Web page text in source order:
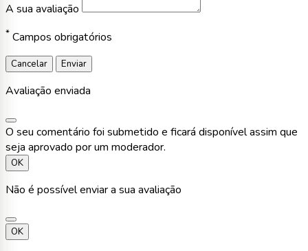
A sua avaliação
* Campos obrigatórios
Cancelar Enviar
Avaliação enviada
O seu comentário foi submetido e ficará disponível assim que
seja aprovado por um moderador.
OK
Não é possível enviar a sua avaliação
OK